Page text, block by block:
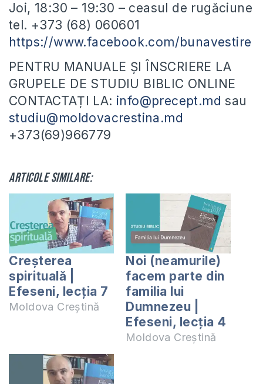
Joi, 18:30 – 19:30 – ceasul de rugăciune
tel. +373 (68) 060601
https://www.facebook.com/bunavestire
PENTRU MANUALE ȘI ÎNSCRIERE LA
GRUPELE DE STUDIU BIBLIC ONLINE
CONTACTAȚI LA: info@precept.md sau
studiu@moldovacrestina.md
+373(69)966779
Articole similare:
Creșterea
spirituală |
Efeseni, lecția 7
Moldova Creștină
Noi (neamurile)
facem parte din
familia lui
Dumnezeu |
Efeseni, lecția 4
Moldova Creștină